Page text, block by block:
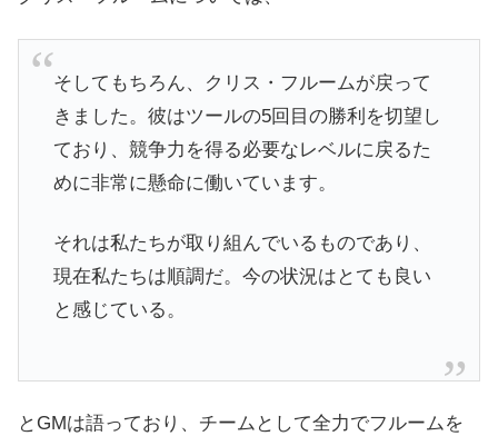
そしてもちろん、クリス・フルームが戻って
きました。彼はツールの5回目の勝利を切望し
ており、競争力を得る必要なレベルに戻るた
めに非常に懸命に働いています。
それは私たちが取り組んでいるものであり、
現在私たちは順調だ。今の状況はとても良い
と感じている。
とGMは語っており、チームとして全力でフルームを